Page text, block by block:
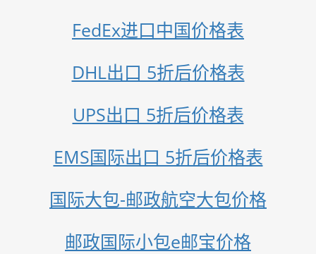
FedEx进口中国价格表
DHL出口 5折后价格表
UPS出口 5折后价格表
EMS国际出口 5折后价格表
国际大包-邮政航空大包价格
邮政国际小包e邮宝价格